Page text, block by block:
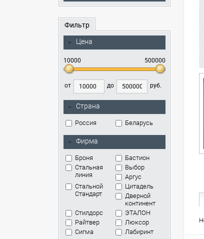
Фильтр
Цена
10000 500000
от до руб.
Страна
Россия Беларусь
Фирма
Броня
Бастион
Стальная
линия
Выбор
Аргус
Стальной
Стандарт
Цитадель
Дверной
континент
Стилдорс
ЭТАЛОН
Райтвер
Люксор
Сигма
Лабиринт